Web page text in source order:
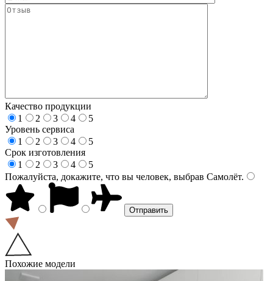
Качество продукции
1
2 3 4
5
Уровень сервиса
1
2 3 4
5
Срок изготовления
1
2 3 4
5
Пожалуйста, докажите, что вы человек, выбрав Самолёт.
Похожие модели